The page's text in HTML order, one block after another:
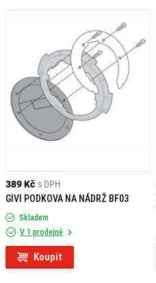
389 Kč s DPH
GIVI PODKOVA NA NÁDRŽ BF03
Skladem
V 1 prodejně
Koupit